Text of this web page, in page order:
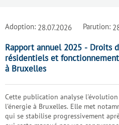
Adoption: 28.07.2026 Parution:
Rapport annuel 2025 - Droits
résidentiels et
à Bruxelles
Cette publication analyse
l'énergie à Bruxelles. Elle met
qui se stabilise progressivement